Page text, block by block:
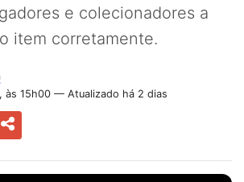
e colecionadores a
item corretamente.
às 15h00 — Atualizado há 2 dias